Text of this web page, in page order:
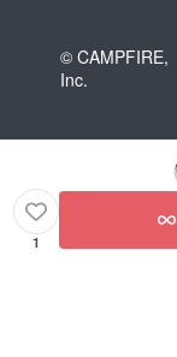
© CAMPFIRE,
Inc.
1